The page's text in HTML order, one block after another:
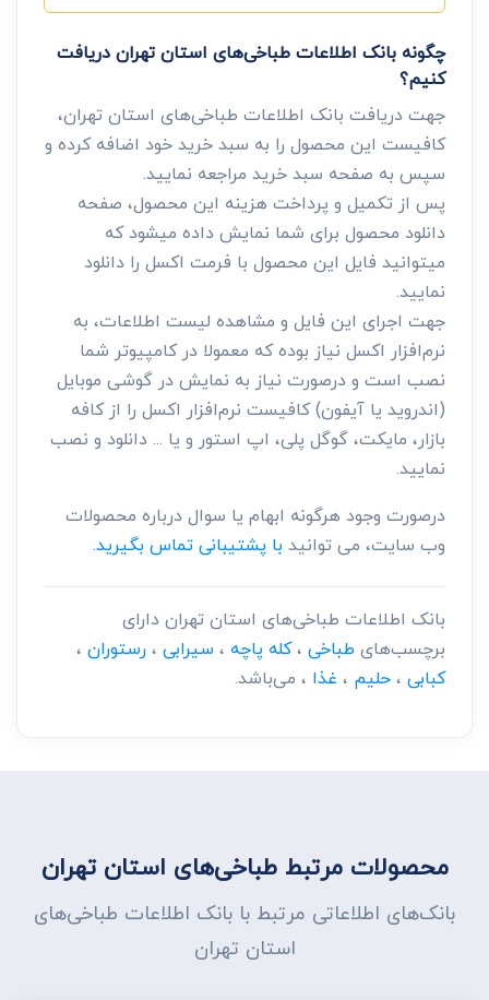
چگونه بانک اطلاعات طباخی‌های استان تهران دریافت
کنیم؟
جهت دریافت بانک اطلاعات طباخی‌های استان تهران،
کافیست این محصول را به سبد خرید خود اضافه کرده و
سپس به صفحه سبد خرید مراجعه نمایید.
پس از تکمیل و پرداخت هزینه این محصول، صفحه
دانلود محصول برای شما نمایش داده میشود که
میتوانید فایل این محصول با فرمت اکسل را دانلود
نمایید.
جهت اجرای این فایل و مشاهده لیست اطلاعات، به
نرم‌افزار اکسل نیاز بوده که معمولا در کامپیوتر شما
نصب است و درصورت نیاز به نمایش در گوشی موبایل
(اندروید یا آیفون) کافیست نرم‌افزار اکسل را از کافه
بازار، مایکت، گوگل پلی، اپ استور و یا ... دانلود و نصب
نمایید.
درصورت وجود هرگونه ابهام یا سوال درباره محصولات
وب سایت، می توانید با پشتیبانی تماس بگیرید.
بانک اطلاعات طباخی‌های استان تهران دارای
برچسب‌های طباخی ،کله پاچه ، سیرابی ،رستوران ،
کبابی ،حلیم ، غذا ، می‌باشد.
محصولات مرتبط طباخی‌های استان تهران
بانک‌های اطلاعاتی مرتبط با بانک اطلاعات طباخی‌های
استان تهران